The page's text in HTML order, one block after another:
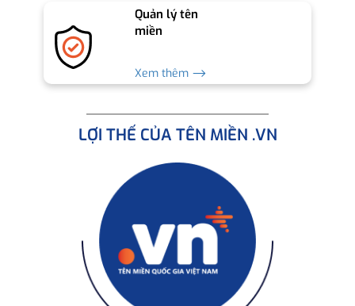
Quản lý tên
miền
Xem thêm ⟶
LỢI THẾ CỦA TÊN MIỀN .VN